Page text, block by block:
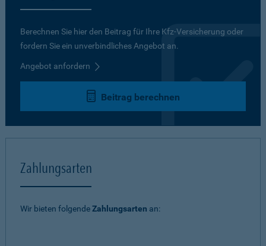
Berechnen Sie hier den Beitrag für Ihre Kfz-Versicherung oder
fordern Sie ein unverbindliches Angebot an.
Angebot anfordern
Beitrag berechnen
Zahlungsarten
Wir bieten folgendeZahlungsarten an: